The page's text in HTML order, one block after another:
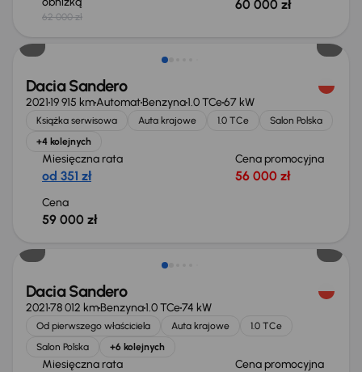
62 000 zł
60 000 zł
Świeżo skupione
Dacia Sandero
202119 915 kmAutomatBenzyna1.0 TCe67 kW
Książka serwisowa Auta krajowe 1.0 TCe
Salon Polska
+4 kolejnych
Miesięczna rata
od 351 zł
Cena promocyjna
56 000 zł
Cena
59 000 zł
Świeżo skupione
Dacia Sandero
202178 012 kmBenzyna1.0 TCe74 kW
Od pierwszego właściciela Auta krajowe
1.0 TCe
Salon Polska
+6 kolejnych
Miesięczna rata Cena promocyjna